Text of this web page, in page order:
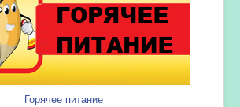
Горячее питание